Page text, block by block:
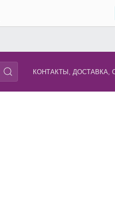
КОНТАКТЫ, ДОСТАВКА,